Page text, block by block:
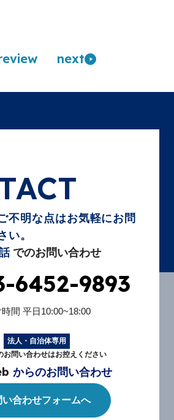
view next
不明な点はお気軽にお問
い。
でのお問い合わせ
6452-9893
間 平日10:00~18:00
法人・自治体専用
お問い合わせはお控えください
からのお問い合わせ
い合わせフォームへ